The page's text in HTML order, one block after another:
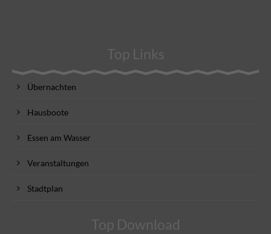
Top Links
Übernachten
Hausboote
Essen am Wasser
Veranstaltungen
Stadtplan
Top Download